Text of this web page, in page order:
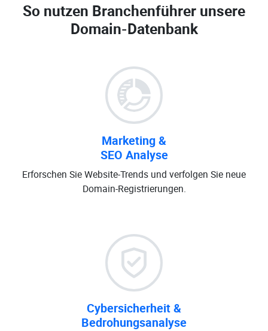
So nutzen Branchenführer unsere
Domain-Datenbank
Marketing &
SEO Analyse
Erforschen Sie Website-Trends und verfolgen Sie neue
Domain-Registrierungen.
Cybersicherheit &
Bedrohungsanalyse